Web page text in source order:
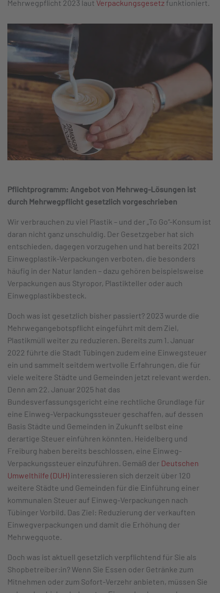
Mehrwegpflicht 2023 laut Verpackungsgesetz funktioniert.
Pflichtprogramm: Angebot von Mehrweg-Lösungen ist
durch Mehrwegpflicht gesetzlich vorgeschrieben
Wir verbrauchen zu viel Plastik – und der „To Go“-Konsum ist
daran nicht ganz unschuldig. Der Gesetzgeber hat sich
entschieden, dagegen vorzugehen und hat bereits 2021
Einwegplastik-Verpackungen verboten, die besonders
häufig in der Natur landen – dazu gehören beispielsweise
Verpackungen aus Styropor, Plastikteller oder auch
Einwegplastikbesteck.
Doch was ist gesetzlich bisher passiert? 2023 wurde die
Mehrwegangebotspflicht eingeführt mit dem Ziel,
Plastikmüll weiter zu reduzieren. Bereits zum 1. Januar
2022 führte die Stadt Tübingen zudem eine Einwegsteuer
ein und sammelt seitdem wertvolle Erfahrungen, die für
viele weitere Städte und Gemeinden jetzt relevant werden.
Denn am 22. Januar 2025 hat das
Bundesverfassungsgericht eine rechtliche Grundlage für
eine Einweg-Verpackungssteuer geschaffen, auf dessen
Basis Städte und Gemeinden in Zukunft selbst eine
derartige Steuer einführen könnten. Heidelberg und
Freiburg haben bereits beschlossen, eine Einweg-
Verpackungssteuer einzuführen. Gemäß der Deutschen
Umwelthilfe (DUH) interessieren sich derzeit über 120
weitere Städte und Gemeinden für die Einführung einer
kommunalen Steuer auf Einweg-Verpackungen nach
Tübinger Vorbild. Das Ziel: Reduzierung der verkauften
Einwegverpackungen und damit die Erhöhung der
Mehrwegquote.
Doch was ist aktuell gesetzlich verpflichtend für Sie als
Shopbetreiber:in? Wenn Sie Essen oder Getränke zum
Mitnehmen oder zum Sofort-Verzehr anbieten, müssen Sie